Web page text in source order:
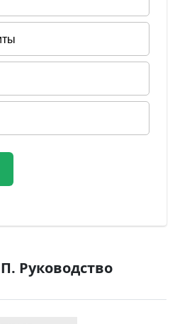
Руководство